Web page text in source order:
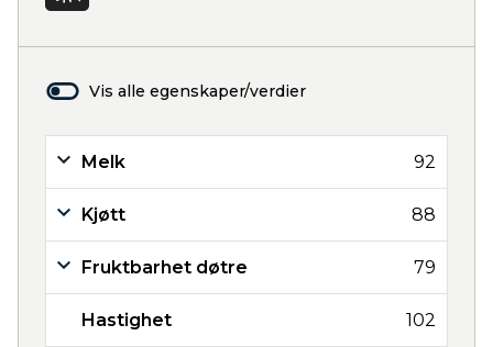
Vis alle egenskaper/verdier
Melk 92
Kjøtt 88
Fruktbarhet døtre 79
Hastighet 102